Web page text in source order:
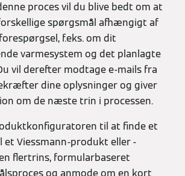
proces vil du blive bedt om at
spørgsmål afhængigt af
f.eks. om dit
varmesystem og det planlagte
vil derefter modtage e-mails fra
dine oplysninger og giver
om de næste trin i processen.
til at finde et
et Viessmann-produkt eller -
flertrins, formularbaseret
og anmode om en kort